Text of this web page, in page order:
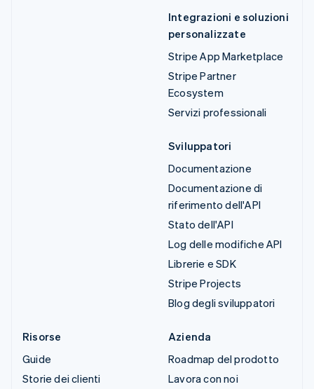
Integrazioni e soluzioni
personalizzate
Stripe App Marketplace
Stripe Partner
Ecosystem
Servizi professionali
Sviluppatori
Documentazione
Documentazione di
riferimento dell'API
Stato dell'API
Log delle modifiche API
Librerie e SDK
Stripe Projects
Blog degli sviluppatori
Risorse
Guide
Storie dei clienti
Azienda
Roadmap del prodotto
Lavora con noi